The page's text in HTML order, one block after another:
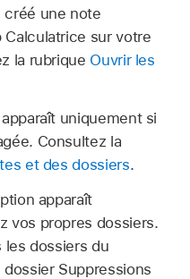
créé une note
Calculatrice sur votre
la rubrique Ouvrir les
uniquement si
Consultez la
et des dossiers.
apparaît
vos propres dossiers.
dossiers du
Suppressions